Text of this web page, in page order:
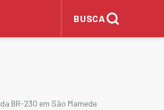
BUSCA
BR-230 em São Mamede